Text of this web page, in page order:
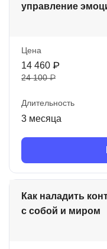
управление
Цена
14 460 ₽
24 100 ₽
Длительность
3 месяца
Как наладить
с собой и миром